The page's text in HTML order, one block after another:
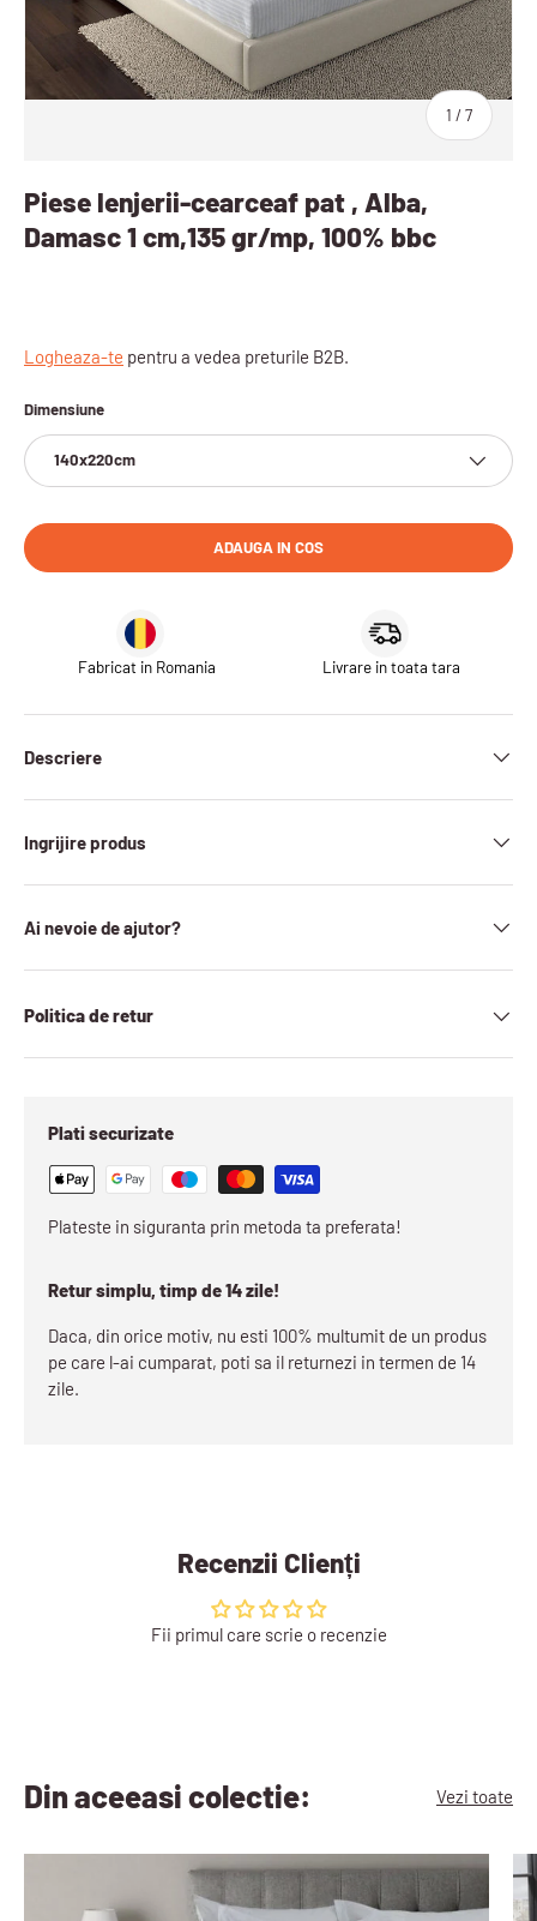
1 /sau
7
Piese lenjerii-cearceaf pat , Alba,
Damasc 1 cm,135 gr/mp, 100% bbc
Logheaza-te pentru a vedea preturile B2B.
Dimensiune
140x220cm
ADAUGA IN COS
Fabricat in Romania Livrare in toata tara
Descriere
Ingrijire produs
Ai nevoie de ajutor?
Politica de retur
Plati securizate
Plateste in siguranta prin metoda ta preferata!
Retur simplu, timp de 14 zile!
Daca, din orice motiv, nu esti 100% multumit de un produs
pe care l-ai cumparat, poti sa il returnezi in termen de 14
zile.
Recenzii Clienți
Fii primul care scrie o recenzie
Din aceeasi colectie: Vezi toate